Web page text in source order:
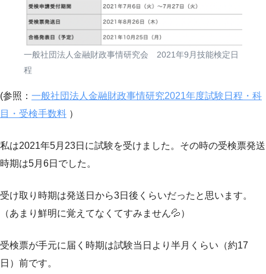
一般社団法人金融財政事情研究会 2021年9月技能検定日
程
(参照： 一般社団法人金融財政事情研究2021年度試験日程・科
目・受検手数料 ）
私は2021年5月23日に試験を受けました。その時の受検票発送
時期は5月6日でした。
受け取り時期は発送日から3日後くらいだったと思います。
（あまり鮮明に覚えてなくてすみません💦）
受検票が手元に届く時期は試験当日より半月くらい（約17
日）前です。